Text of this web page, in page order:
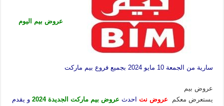
عروض بيم اليوم
سارية من الجمعة 10 مايو 2024 بجميع فروع بيم ماركت
عروض بيم
يستعرض معكم
عروض نت احدث عروض بيم ماركت الجديدة 2024
و يقدم